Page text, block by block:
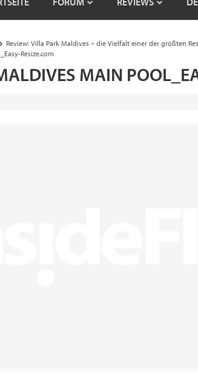
Review: Villa Park Maldives – die Vielfalt einer der größten
Resize.com
MAIN